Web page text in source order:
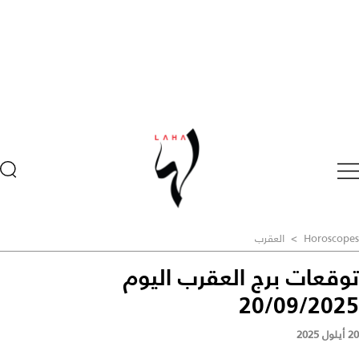
Horoscopes
> العقرب
توقعات برج العقرب اليوم
20/09/2025
20 أيلول 2025